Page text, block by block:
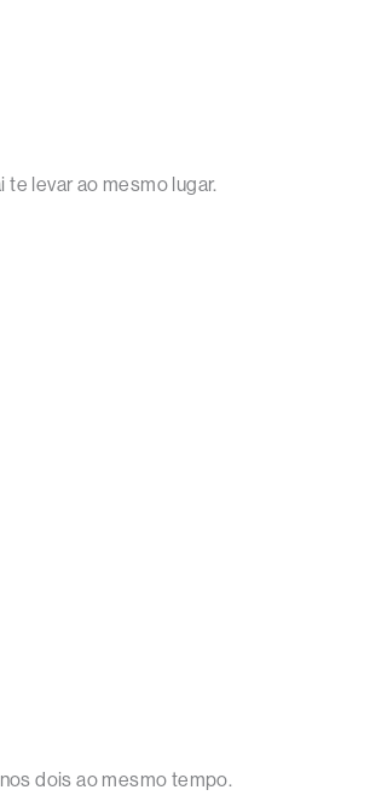
levar ao mesmo lugar.
dois ao mesmo tempo.